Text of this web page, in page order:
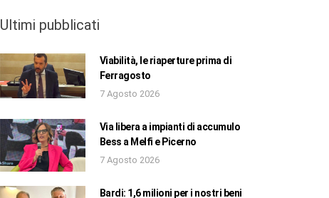
Ultimi pubblicati
Viabilità, le riaperture prima di
Ferragosto
7 Agosto 2026
Via libera a impianti di accumulo
Bess a Melfi e Picerno
7 Agosto 2026
Bardi: 1,6 milioni per i nostri beni